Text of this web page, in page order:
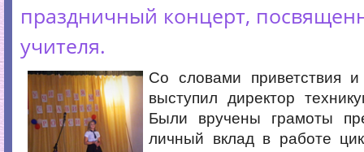
праздничный концерт,
учителя.
Со словами приветствия и
выступил директор
Были вручены грамоты
личный вклад в работе